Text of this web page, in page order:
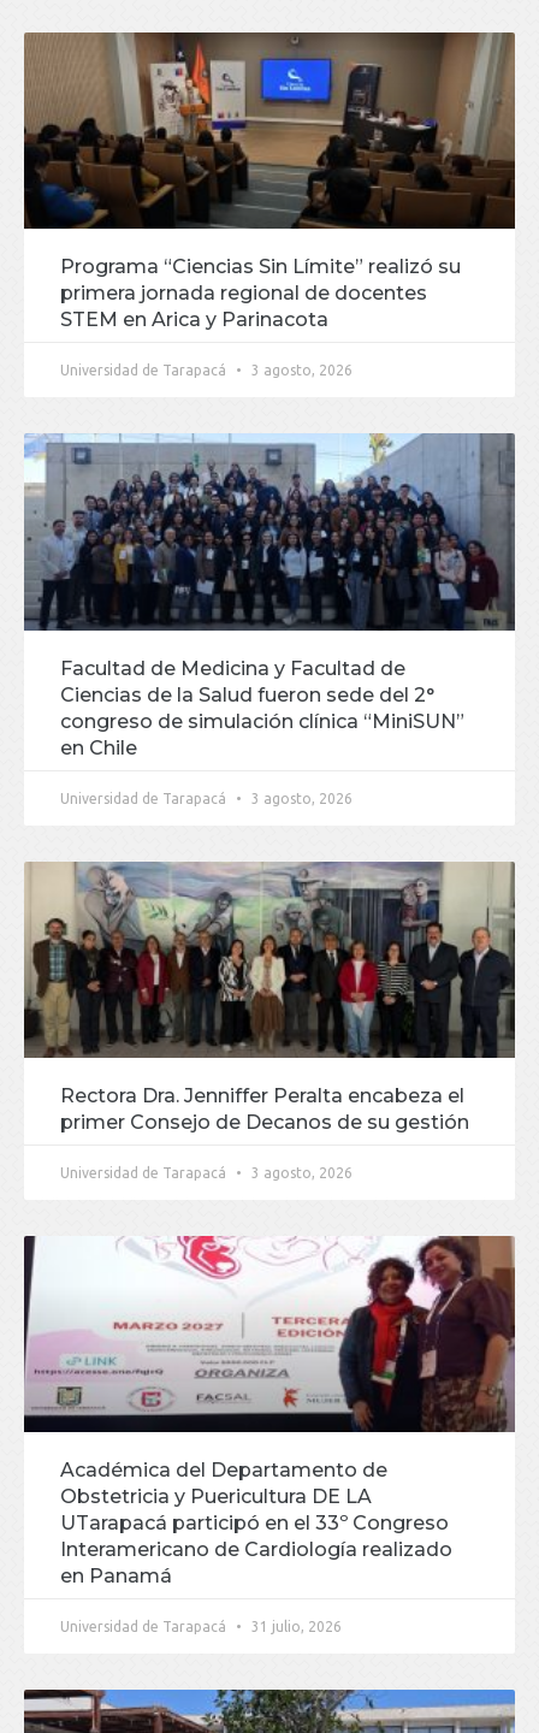
Programa “Ciencias Sin Límite” realizó su
primera jornada regional de docentes
STEM en Arica y Parinacota
Universidad de Tarapacá 3 agosto, 2026
Facultad de Medicina y Facultad de
Ciencias de la Salud fueron sede del 2°
congreso de simulación clínica “MiniSUN”
en Chile
Universidad de Tarapacá 3 agosto, 2026
Rectora Dra. Jenniffer Peralta encabeza el
primer Consejo de Decanos de su gestión
Universidad de Tarapacá 3 agosto, 2026
Académica del Departamento de
Obstetricia y Puericultura DE LA
UTarapacá participó en el 33º Congreso
Interamericano de Cardiología realizado
en Panamá
Universidad de Tarapacá 31 julio, 2026